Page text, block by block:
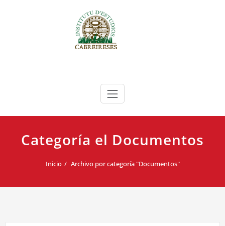
Instituto de Estudios Cabreireses
Categoría el Documentos
Inicio Archivo por categoría "Documentos"